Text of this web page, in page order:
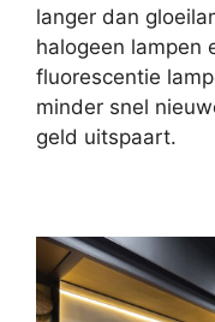
langer dan
halogeen lampen
fluorescentie
minder snel
geld uitspaart.